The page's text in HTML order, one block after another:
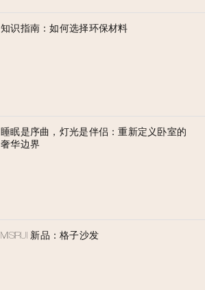
知识指南：如何选择环保材料
睡眠是序曲，灯光是伴侣：重新定义卧室的
奢华边界
MISIRUI 新品：格子沙发